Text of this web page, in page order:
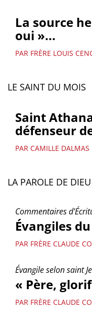
La source
oui »...
PAR FRÈRE LOUIS
LE SAINT DU MOIS
Saint
défenseur
PAR CAMILLE DALMAS
LA PAROLE DE DIEU
Commentaires
Évangiles
PAR FRÈRE CLAUDE
Évangile selon saint
« Père,
PAR FRÈRE CLAUDE